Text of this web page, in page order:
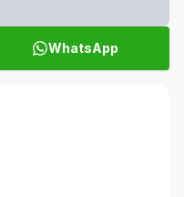
WhatsApp